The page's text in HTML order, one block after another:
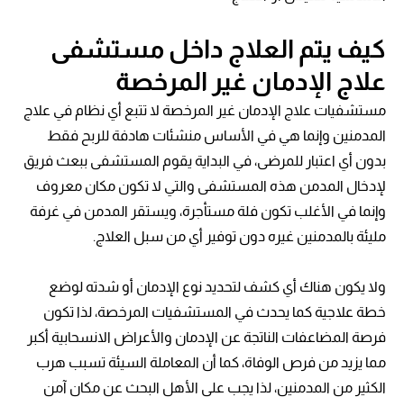
كيف يتم العلاج داخل مستشفى
علاج الإدمان غير المرخصة
مستشفيات علاج الإدمان غير المرخصة لا تتبع أي نظام في علاج
المدمنين وإنما هي في الأساس منشئات هادفة للربح فقط
بدون أي اعتبار للمرضى، في البداية يقوم المستشفى ببعث فريق
لإدخال المدمن هذه المستشفى والتي لا تكون مكان معروف
وإنما في الأغلب تكون فلة مستأجرة، ويستقر المدمن في غرفة
مليئة بالمدمنين غيره دون توفير أي من سبل العلاج.
ولا يكون هناك أي كشف لتحديد نوع الإدمان أو شدته لوضع
خطة علاجية كما يحدث في المستشفيات المرخصة، لذا تكون
فرصة المضاعفات الناتجة عن الإدمان والأعراض الانسحابية أكبر
مما يزيد من فرص الوفاة، كما أن المعاملة السيئة تسبب هرب
الكثير من المدمنين، لذا يجب على الأهل البحث عن مكان آمن